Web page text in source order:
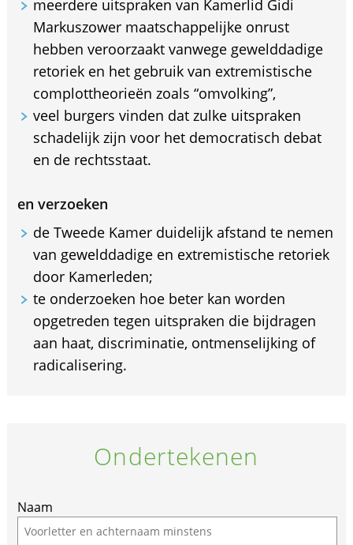
meerdere uitspraken van Kamerlid Gidi
Markuszower maatschappelijke onrust
hebben veroorzaakt vanwege gewelddadige
retoriek en het gebruik van extremistische
complottheorieën zoals “omvolking”,
veel burgers vinden dat zulke uitspraken
schadelijk zijn voor het democratisch debat
en de rechtsstaat.
en verzoeken
de Tweede Kamer duidelijk afstand te nemen
van gewelddadige en extremistische retoriek
door Kamerleden;
te onderzoeken hoe beter kan worden
opgetreden tegen uitspraken die bijdragen
aan haat, discriminatie, ontmenselijking of
radicalisering.
Ondertekenen
If
you
Naam